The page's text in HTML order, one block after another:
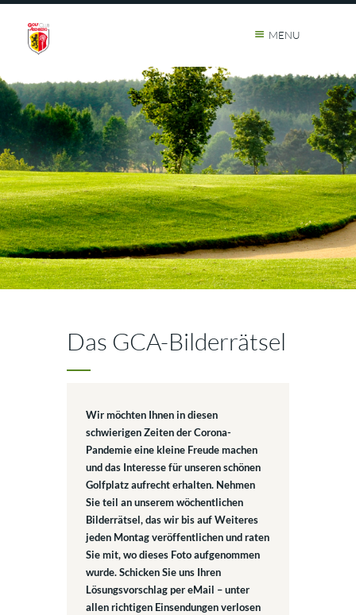
MENU
Das GCA-Bilderrätsel
Wir möchten Ihnen in diesen
schwierigen Zeiten der Corona-
Pandemie eine kleine Freude machen
und das Interesse für unseren schönen
Golfplatz aufrecht erhalten. Nehmen
Sie teil an unserem wöchentlichen
Bilderrätsel, das wir bis auf Weiteres
jeden Montag veröffentlichen und raten
Sie mit, wo dieses Foto aufgenommen
wurde. Schicken Sie uns Ihren
Lösungsvorschlag per eMail – unter
allen richtigen Einsendungen verlosen